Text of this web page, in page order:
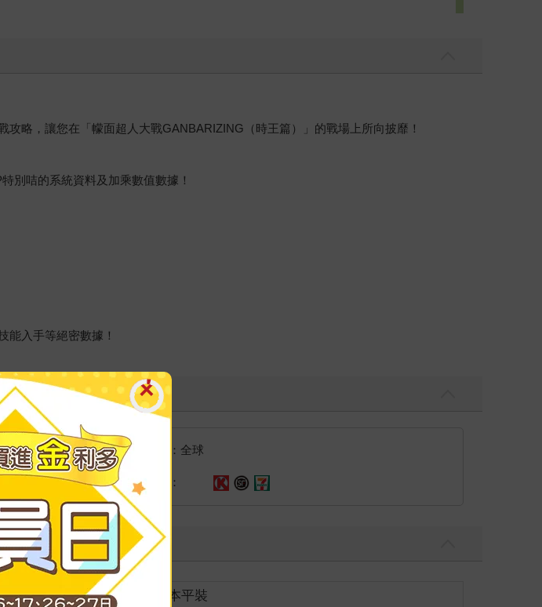
略，讓您在「幪面超人大戰GANBARIZING（時王篇）」的戰場上所向披靡！
別咭的系統資料及加乘數值數據！
能入手等絕密數據！
海外
國際快遞：全球
港澳店取：
裝訂 紙本平裝